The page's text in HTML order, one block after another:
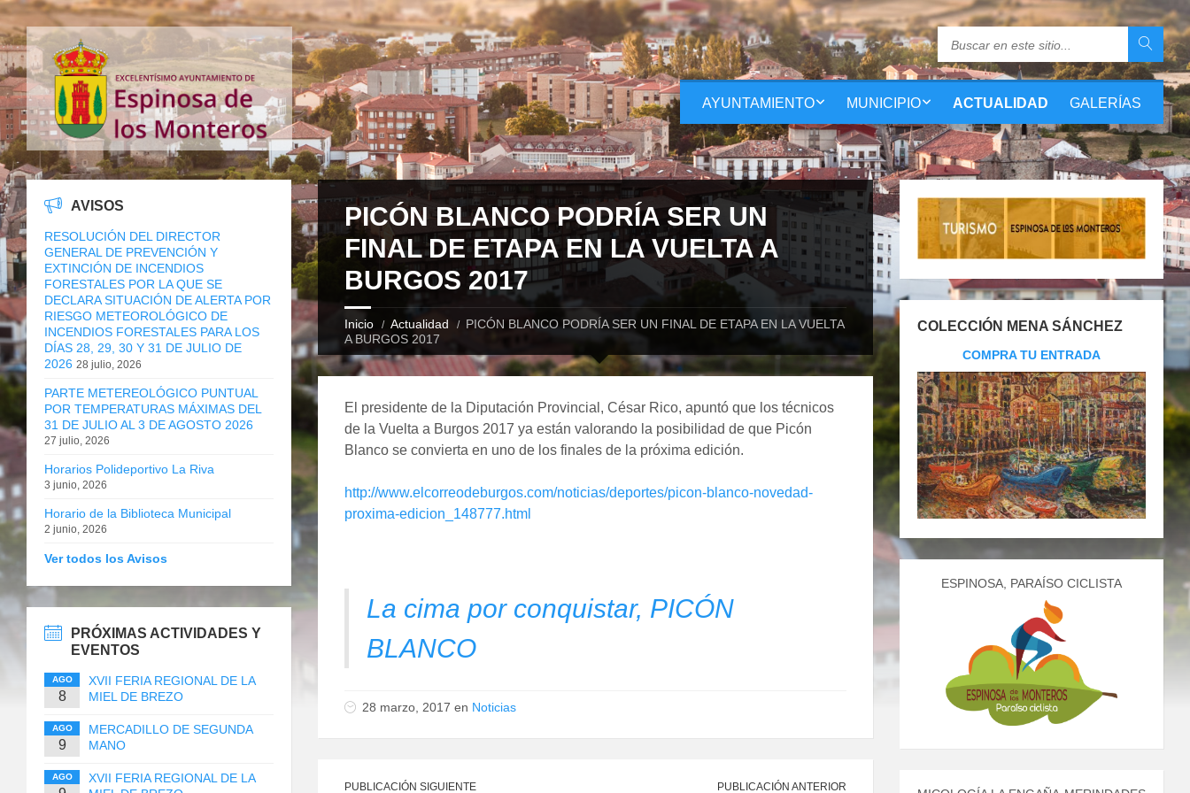
AYUNTAMIENTO MUNICIPIO ACTUALIDAD GALERÍAS
PICÓN BLANCO PODRÍA SER UN
FINAL DE ETAPA EN LA VUELTA A
BURGOS 2017
Inicio Actualidad
PICÓN BLANCO PODRÍA SER UN FINAL DE ETAPA EN LA VUELTA
A BURGOS 2017
El presidente de la Diputación Provincial, César Rico, apuntó que los técnicos
de la Vuelta a Burgos 2017 ya están valorando la posibilidad de que Picón
Blanco se convierta en uno de los finales de la próxima edición.
http://www.elcorreodeburgos.com/noticias/deportes/picon-blanco-novedad-
proxima-edicion_148777.html
La cima por conquistar, PICÓN
BLANCO
28 marzo, 2017 en Noticias
PUBLICACIÓN SIGUIENTE PUBLICACIÓN ANTERIOR
AVISOS
RESOLUCIÓN DEL DIRECTOR
GENERAL DE PREVENCIÓN Y
EXTINCIÓN DE INCENDIOS
FORESTALES POR LA QUE SE
DECLARA SITUACIÓN DE ALERTA POR
RIESGO METEOROLÓGICO DE
INCENDIOS FORESTALES PARA LOS
DÍAS 28, 29, 30 Y 31 DE JULIO DE
2026 28 julio, 2026
PARTE METEREOLÓGICO PUNTUAL
POR TEMPERATURAS MÁXIMAS DEL
31 DE JULIO AL 3 DE AGOSTO 2026
27 julio, 2026
Horarios Polideportivo La Riva
3 junio, 2026
Horario de la Biblioteca Municipal
2 junio, 2026
Ver todos los Avisos
PRÓXIMAS ACTIVIDADES Y
EVENTOS
AGO
8
XVII FERIA REGIONAL DE LA
MIEL DE BREZO
AGO
9
MERCADILLO DE SEGUNDA
MANO
AGO
XVII FERIA REGIONAL DE LA
COLECCIÓN MENA SÁNCHEZ
COMPRA TU ENTRADA
ESPINOSA, PARAÍSO CICLISTA